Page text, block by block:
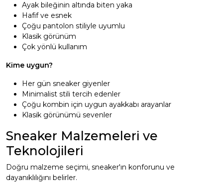
Ayak bileğinin altında biten yaka
Hafif ve esnek
Çoğu pantolon stiliyle uyumlu
Klasik görünüm
Çok yönlü kullanım
Kime uygun?
Her gün sneaker giyenler
Minimalist stili tercih edenler
Çoğu kombin için uygun ayakkabı arayanlar
Klasik görünümü sevenler
Sneaker Malzemeleri ve
Teknolojileri
Doğru malzeme seçimi, sneaker'ın konforunu ve
dayanıklılığını belirler.